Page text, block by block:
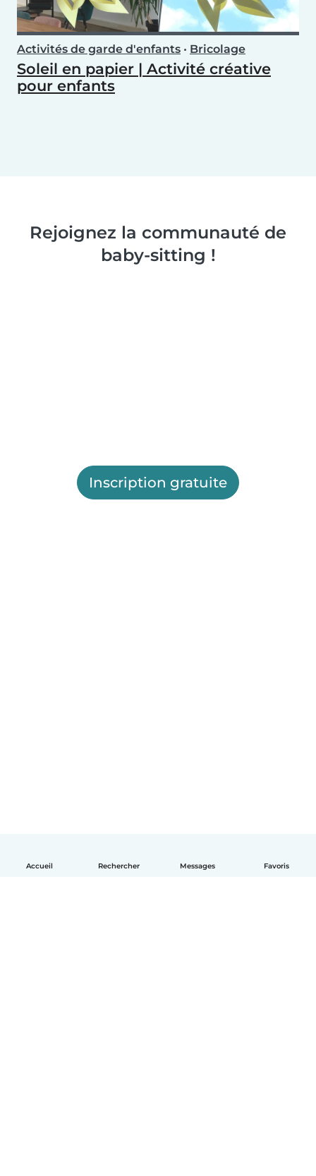
Accueil Rechercher Messages Favoris
Activités de garde d'enfants • Bricolage
Soleil en papier | Activité créative
pour enfants
Rejoignez la communauté de
baby-sitting !
Inscription gratuite